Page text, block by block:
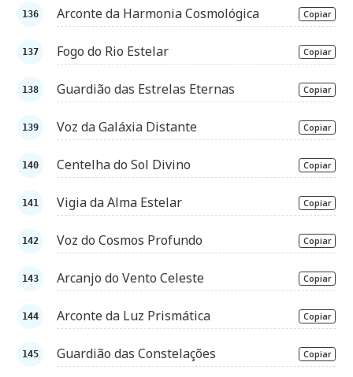
Arconte da Harmonia Cosmológica Copiar
Fogo do Rio Estelar Copiar
Guardião das Estrelas Eternas Copiar
Voz da Galáxia Distante Copiar
Centelha do Sol Divino Copiar
Vigia da Alma Estelar Copiar
Voz do Cosmos Profundo Copiar
Arcanjo do Vento Celeste Copiar
Arconte da Luz Prismática Copiar
Guardião das Constelações Copiar